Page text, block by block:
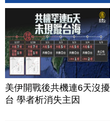
美伊開戰後共機連6天沒擾
台 學者析消失主因